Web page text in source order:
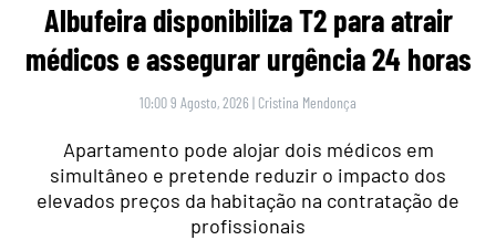
Albufeira disponibiliza T2 para atrair
médicos e assegurar urgência 24 horas
10:00 9 Agosto, 2026 | Cristina Mendonça
Apartamento pode alojar dois médicos em
simultâneo e pretende reduzir o impacto dos
elevados preços da habitação na contratação de
profissionais